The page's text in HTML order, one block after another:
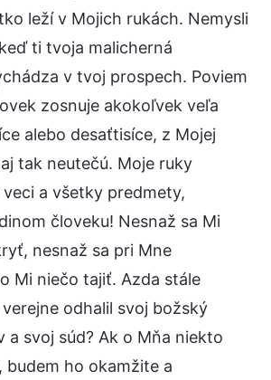
leží v Mojich rukách. Nemysli
ti tvoja malicherná
v tvoj prospech. Poviem
zosnuje akokoľvek veľa
alebo desaťtisíce, z Mojej
tak neutečú. Moje ruky
a všetky predmety,
človeku! Nesnaž sa Mi
nesnaž sa pri Mne
Mi niečo tajiť. Azda stále
odhalil svoj božský
a svoj súd? Ak o Mňa niekto
budem ho okamžite a